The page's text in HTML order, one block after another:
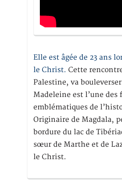
Elle est âgée de 23 ans
le Christ. Cette
Palestine, va
Madeleine est l’une des
emblématiques de
Originaire de Magdala,
bordure du lac de
sœur de Marthe et de
le Christ.